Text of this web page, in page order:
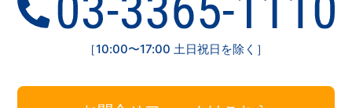
［10:00〜17:00 土日祝日を除く］